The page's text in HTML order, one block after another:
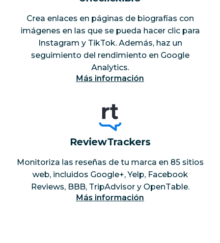
Crea enlaces en páginas de biografías con
imágenes en las que se pueda hacer clic para
Instagram y TikTok. Además, haz un
seguimiento del rendimiento en Google
Analytics.
Más información
ReviewTrackers
Monitoriza las reseñas de tu marca en 85 sitios
web, incluidos Google+, Yelp, Facebook
Reviews, BBB, TripAdvisor y OpenTable.
Más información